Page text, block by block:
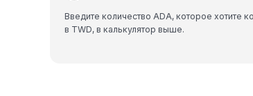
Введите количество ADA, которое хотите
в TWD, в калькулятор выше.